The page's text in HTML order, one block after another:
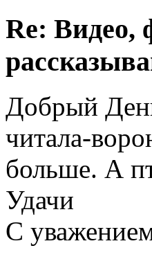
Re: Видео,
Добрый
читала-
больше. А
Удачи
С